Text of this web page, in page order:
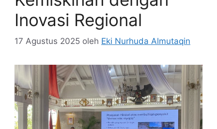
Inovasi Regional
17 Agustus 2025 oleh Eki Nurhuda Almutaqin